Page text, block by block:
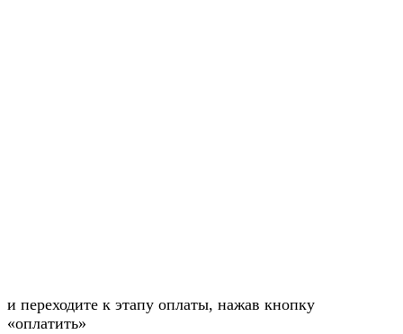
и переходите к этапу оплаты, нажав кнопку
«оплатить»